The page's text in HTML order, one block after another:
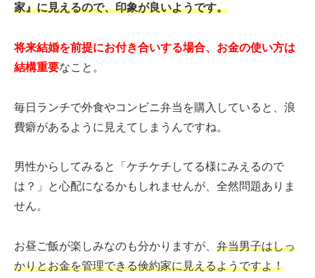
家』に見えるので、印象が良いようです。
将来結婚を前提にお付き合いする場合、お金の使い方は
結構重要なこと。
毎日ランチで外食やコンビニ弁当を購入していると、浪
費癖があるように見えてしまうんですね。
男性からしてみると「ケチケチしてる様にみえるので
は？」と心配になるかもしれませんが、全然問題ありま
せん。
お昼ご飯が楽しみなのも分かりますが、 弁当男子はしっ
かりとお金を管理できる倹約家に見えるようですよ！